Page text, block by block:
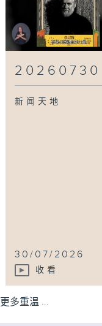
20260730
新闻天地
30/07/2026
收看
更多重温 ...